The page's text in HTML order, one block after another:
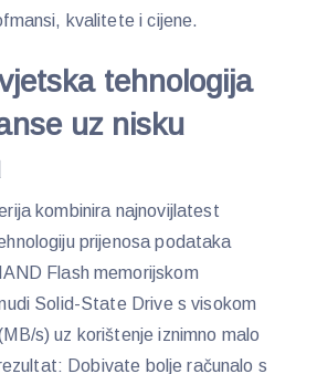
kvalitete i cijene.
tehnologija
uz nisku
kombinira najnovijlatest
prijenosa podataka
Flash memorijskom
Solid-State Drive s visokom
s) uz korištenje iznimno malo
Dobivate bolje računalo s